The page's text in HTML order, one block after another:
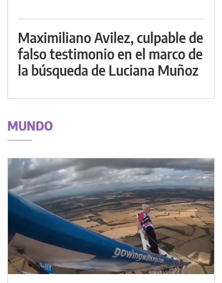
Maximiliano Avilez, culpable de
falso testimonio en el marco de
la búsqueda de Luciana Muñoz
MUNDO